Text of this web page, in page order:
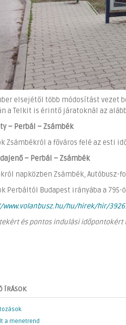
elsejétől több módosítást vezet
a Telkit is érintő járatoknál az
– Perbál – Zsámbék
Zsámbékról a főváros felé az esti
– Perbál – Zsámbék
napközben Zsámbék,
Perbáltól Budapest irányába a
hu/hirek/hir/
és pontos indulási időpontokért
ÍRÁSOK
a menetrend